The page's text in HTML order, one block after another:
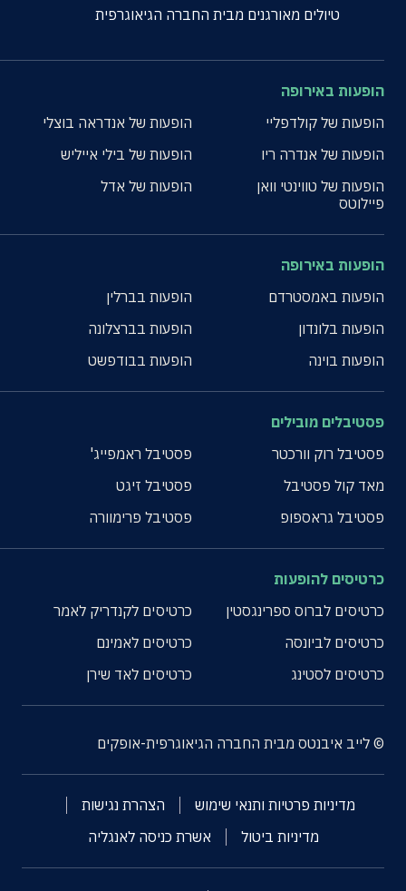
טיולים מאורגנים מבית החברה הגיאוגרפית
הופעות באירופה
הופעות של קולדפליי
הופעות של אנדראה בוצלי
הופעות של אנדרה ריו
הופעות של בילי אייליש
הופעות של טווינטי וואן
פיילוטס
הופעות של אדל
הופעות באירופה
הופעות באמסטרדם
הופעות בברלין
הופעות בלונדון
הופעות בברצלונה
הופעות בוינה
הופעות בבודפשט
פסטיבלים מובילים
פסטיבל רוק וורכטר
פסטיבל ראמפייג'
מאד קול פסטיבל
פסטיבל זיגט
פסטיבל גראספופ
פסטיבל פרימוורה
כרטיסים להופעות
כרטיסים לברוס ספרינגסטין
כרטיסים לקנדריק לאמר
כרטיסים לביונסה
כרטיסים לאמינם
כרטיסים לסטינג
כרטיסים לאד שירן
© לייב איבנטס מבית החברה הגיאוגרפית-אופקים
מדיניות פרטיות ותנאי שימוש
הצהרת נגישות
מדיניות ביטול
אשרת כניסה לאנגליה